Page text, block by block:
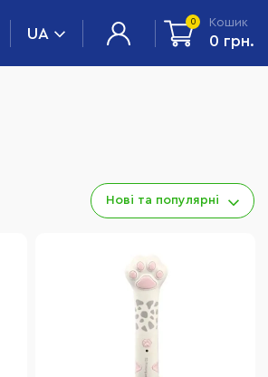
UA
0 Кошик
0 грн.
Нові та популярні